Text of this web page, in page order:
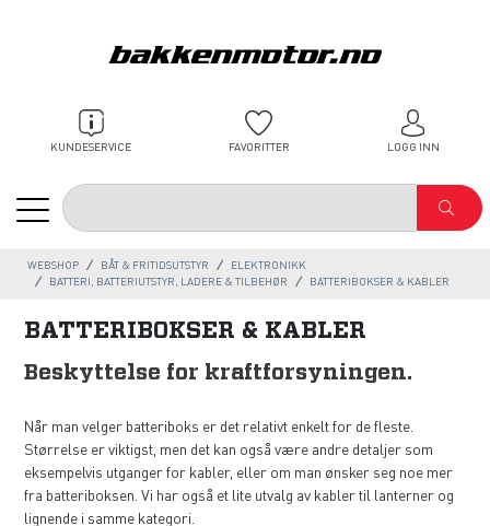
KUNDESERVICE FAVORITTER LOGG INN
WEBSHOP BÅT & FRITIDSUTSTYR
ELEKTRONIKK
BATTERI, BATTERIUTSTYR, LADERE & TILBEHØR
BATTERIBOKSER & KABLER
BATTERIBOKSER & KABLER
Beskyttelse for kraftforsyningen.
Når man velger batteriboks er det relativt enkelt for de fleste.
Størrelse er viktigst, men det kan også være andre detaljer som
eksempelvis utganger for kabler, eller om man ønsker seg noe mer
fra batteriboksen. Vi har også et lite utvalg av kabler til lanterner og
lignende i samme kategori.